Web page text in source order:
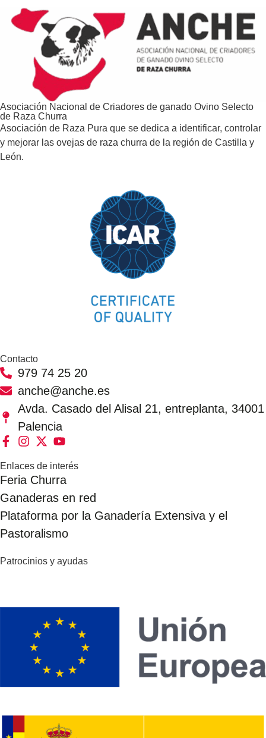
Asociación Nacional de Criadores de ganado Ovino Selecto
de Raza Churra
Asociación de Raza Pura que se dedica a identificar, controlar
y mejorar las ovejas de raza churra de la región de Castilla y
León.
Contacto
979 74 25 20
anche@anche.es
Avda. Casado del Alisal 21, entreplanta, 34001
Palencia
Enlaces de interés
Feria Churra
Ganaderas en red
Plataforma por la Ganadería Extensiva y el
Pastoralismo
Patrocinios y ayudas